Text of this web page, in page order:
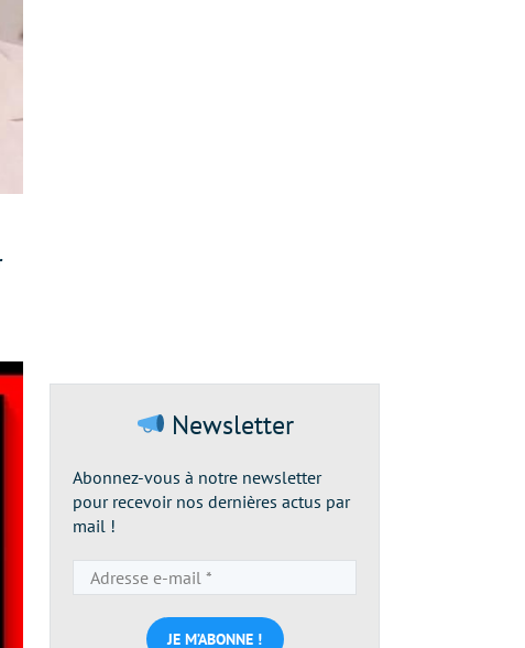
Newsletter
Abonnez-vous à notre newsletter
pour recevoir nos dernières actus par
mail !
e-
mail
*